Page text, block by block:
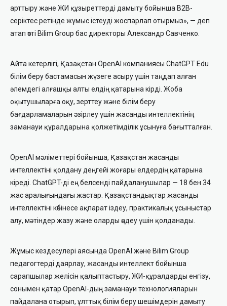
арттыру және ЖИ құзыреттерді дамыту бойынша B2B-
серіктес ретінде жұмыс істеуді жоспарлап отырмыз», — деп
атап өтті Bilim Group бас директоры Александр Савченко.
Айта кетерлігі, Қазақстан OpenAI компаниясы ChatGPT Edu
білім беру бастамасын жүзеге асыру үшін таңдап алған
әлемдегі алғашқы алты елдің қатарына кірді. Жоба
оқытушыларға оқу, зерттеу және білім беру
бағдарламаларын әзірлеу үшін жасанды интеллектінің
заманауи құралдарына қолжетімділік ұсынуға бағытталған.
OpenAI мәліметтері бойынша, Қазақстан жасанды
интеллектіні қолдану деңгейі жоғары елдердің қатарына
кіреді. ChatGPT-ді ең белсенді пайдаланушылар — 18 бен 34
жас аралығындағы жастар. Қазақстандықтар жасанды
интеллектіні көбінесе ақпарат іздеу, практикалық ұсыныстар
алу, мәтіндер жазу және оларды өңдеу үшін қолданады.
Жұмыс кездесулері аясында OpenAI және Bilim Group
педагогтерді даярлау, жасанды интеллект бойынша
сарапшылар желісін қалыптастыру, ЖИ-құралдарды енгізу,
сонымен қатар OpenAI-дың заманауи технологияларын
пайдалана отырып, ұлттық білім беру шешімдерін дамыту